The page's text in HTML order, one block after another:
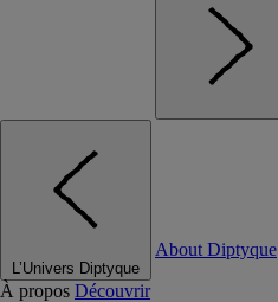
L’Univers Diptyque
About Diptyque
À propos Découvrir